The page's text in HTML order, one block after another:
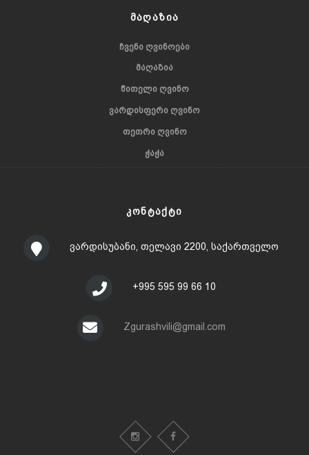
ᲛᲐᲦᲐᲖᲘᲐ
ᲩᲕᲔᲜᲘ ᲦᲕᲘᲜᲝᲔᲑᲘ
ᲛᲐᲦᲐᲖᲘᲐ
ᲬᲘᲗᲔᲚᲘ ᲦᲕᲘᲜᲝ
ᲕᲐᲠᲓᲘᲡᲤᲔᲠᲘ ᲦᲕᲘᲜᲝ
ᲗᲔᲗᲠᲘ ᲦᲕᲘᲜᲝ
ᲭᲐᲭᲐ
ᲙᲝᲜᲢᲐᲥᲢᲘ
ვარდისუბანი, თელავი 2200, საქართველო
+995 595 99 66 10
Zgurashvili@gmail.com